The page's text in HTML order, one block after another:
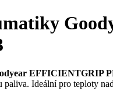
EFFICIENTGRIP
paliva. Ideální pro teploty